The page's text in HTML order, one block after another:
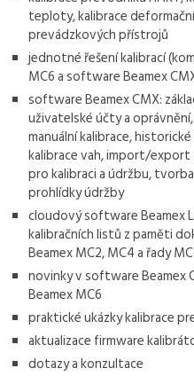
teploty, kalibrace
prevádzkových přístrojů
jednotné řešení kalibrací
MC6 a software Beamex
software Beamex CMX:
uživatelské účty a
manuální kalibrace,
kalibrace vah, import/
pro kalibraci a údržbu,
prohlídky údržby
cloudový software Beamex
kalibračních listů z paměti
Beamex MC2, MC4 a řady
novinky v software Beamex
Beamex MC6
praktické ukázky kalibrace
aktualizace firmware
dotazy a konzultace